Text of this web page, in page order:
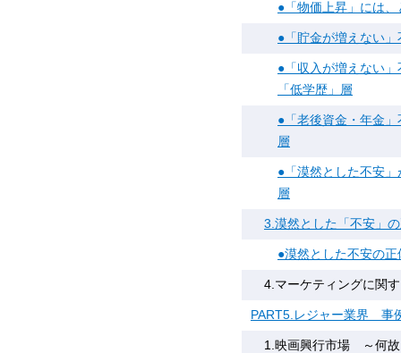
●「物価上昇」には
●「貯金が増えない
●「収入が増えない
「低学歴」層
●「老後資金・年金
層
●「漠然とした不安
層
3.漠然とした「不安」
●漠然とした不安の
4.マーケティングに関
PART5.レジャー業界 事
1.映画興行市場 ～何故